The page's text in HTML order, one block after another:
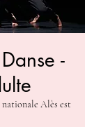
-
nationale Alès est